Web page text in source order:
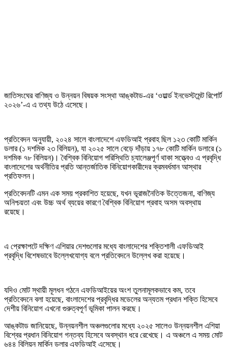
জাতিসংঘের বাণিজ্য ও উন্নয়ন বিষয়ক সংস্থা আঙ্কটাড-এর ‘ওয়ার্ল্ড ইনভেস্টমেন্ট রিপোর্ট
২০২৬’-এ এ তথ্য উঠে এসেছে।
প্রতিবেদন অনুযায়ী, ২০২৪ সালে বাংলাদেশে এফডিআই প্রবাহ ছিল ১২৩ কোটি মার্কিন
ডলার (১ দশমিক ২৩ বিলিয়ন), যা ২০২৫ সালে বেড়ে দাঁড়ায় ১৭৮ কোটি মার্কিন ডলারে (১
দশমিক ৭৮ বিলিয়ন)। বৈশ্বিক বিনিয়োগ পরিস্থিতি চ্যালেঞ্জপূর্ণ থাকা সত্ত্বেও এ প্রবৃদ্ধি
বাংলাদেশের অর্থনীতির প্রতি আন্তর্জাতিক বিনিয়োগকারীদের ক্রমবর্ধমান আস্থার
প্রতিফলন।
প্রতিবেদনটি এমন এক সময় প্রকাশিত হয়েছে, যখন ভূরাজনৈতিক উত্তেজনা, বাণিজ্য
অনিশ্চয়তা এবং উচ্চ অর্থ ব্যয়ের কারণে বৈশ্বিক বিনিয়োগ প্রবাহ অসম অবস্থায়
রয়েছে।
এ প্রেক্ষাপটে দক্ষিণ এশিয়ার দেশগুলোর মধ্যে বাংলাদেশের শক্তিশালী এফডিআই
প্রবৃদ্ধি বিশেষভাবে উল্লেখযোগ্য বলে প্রতিবেদনে উল্লেখ করা হয়েছে।
যদিও মোট স্থায়ী মূলধন গঠনে এফডিআইয়ের অংশ তুলনামূলকভাবে কম, তবে
প্রতিবেদনে বলা হয়েছে, বাংলাদেশের প্রবৃদ্ধির মডেলের অন্যতম প্রধান শক্তি হিসেবে
দেশীয় বিনিয়োগ এখনো গুরুত্বপূর্ণ ভূমিকা পালন করছে।
আঙ্কটাড জানিয়েছে, উন্নয়নশীল অঞ্চলগুলোর মধ্যে ২০২৫ সালেও উন্নয়নশীল এশিয়া
বিশ্বের প্রধান বিনিয়োগ গন্তব্য হিসেবে অবস্থান ধরে রেখেছে। এ অঞ্চলে এ সময় মোট
৬৪৪ বিলিয়ন মার্কিন ডলার এফডিআই এসেছে।